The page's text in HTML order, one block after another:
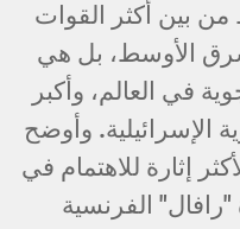
بين أكثر القوات
الأوسط، بل هي
في العالم، وأكبر
الإسرائيلية. وأوضح
إثارة للاهتمام في
الفرنسية